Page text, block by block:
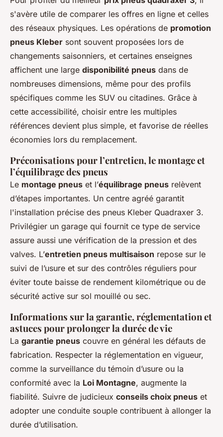
s'avère utile de comparer les offres en ligne et celles
des réseaux physiques. Les opérations de promotion
pneus Kleber sont souvent proposées lors de
changements saisonniers, et certaines enseignes
affichent une large disponibilité pneus dans de
nombreuses dimensions, même pour des profils
spécifiques comme les SUV ou citadines. Grâce à
cette accessibilité, choisir entre les multiples
références devient plus simple, et favorise de réelles
économies lors du remplacement.
Préconisations pour l’entretien, le montage et
l’équilibrage des pneus
Le montage pneus et l’équilibrage pneus relèvent
d’étapes importantes. Un centre agréé garantit
l'installation précise des pneus Kleber Quadraxer 3.
Privilégier un garage qui fournit ce type de service
assure aussi une vérification de la pression et des
valves. L’entretien pneus multisaison repose sur le
suivi de l’usure et sur des contrôles réguliers pour
éviter toute baisse de rendement kilométrique ou de
sécurité active sur sol mouillé ou sec.
Informations sur la garantie, réglementation et
astuces pour prolonger la durée de vie
La garantie pneus couvre en général les défauts de
fabrication. Respecter la réglementation en vigueur,
comme la surveillance du témoin d’usure ou la
conformité avec la Loi Montagne, augmente la
fiabilité. Suivre de judicieux conseils choix pneus et
adopter une conduite souple contribuent à allonger la
durée d’utilisation.